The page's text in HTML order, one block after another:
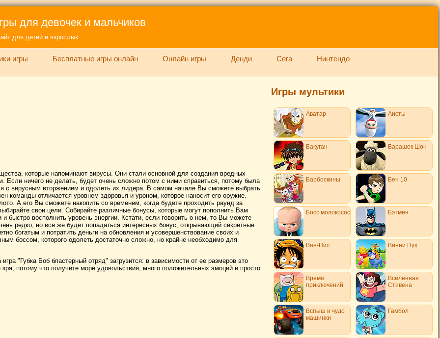
для девочек и мальчиков
для детей и взрослых
игры Бесплатные игры онлайн Онлайн игры Денди Сега Нинтендо
которые напоминают вирусы. Они стали основной для создания вредных
Если ничего не делать, будет очень сложно потом с ними справиться, потому была
с вирусным вторжением и одолеть их лидера. В самом начале Вы сможете выбрать
команды отличается уровнем здоровья и уроном, которое наносит его оружие.
А его Вы сможете накопить со временем, когда будете проходить раунд за
свои цели. Собирайте различные бонусы, которые могут пополнить Вам
быстро восполнить уровень энергии. Кстати, если говорить о нем, то Вы можете
редко, но все же будет попадаться интересных бонус, открывающий секретные
богатым и потратить деньги на обновления и усовершенствование своих и
боссом, которого одолеть достаточно сложно, но крайне необходимо для
"Губка Боб бластерный отряд" загрузится: в зависимости от ее размеров это
потому что получите море удовольствия, много положительных эмоций и просто
Игры мультики
Аватар Аисты
Бакуган Барашек Шон
Барбоскины Бен 10
Босс молокосос Бэтмен
Ван-Пис Винни Пух
Время
приключений
Вселенная
Стивена
Вспыш и чудо
машинки
Гамбол